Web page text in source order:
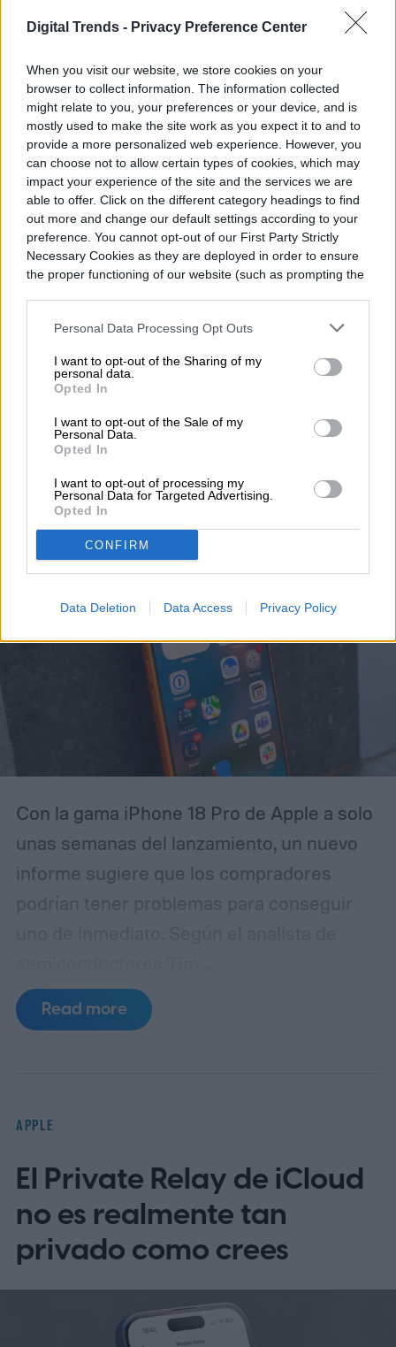
Digital Trends - Privacy Preference Center
When you visit our website, we store cookies on your
browser to collect information. The information collected
might relate to you, your preferences or your device, and is
mostly used to make the site work as you expect it to and to
provide a more personalized web experience. However, you
can choose not to allow certain types of cookies, which may
impact your experience of the site and the services we are
able to offer. Click on the different category headings to find
out more and change our default settings according to your
preference. You cannot opt-out of our First Party Strictly
Necessary Cookies as they are deployed in order to ensure
the proper functioning of our website (such as prompting the
Personal Data Processing Opt Outs
I want to opt-out of the Sharing of my
personal data.
Opted In
I want to opt-out of the Sale of my
Personal Data.
Opted In
I want to opt-out of processing my
Personal Data for Targeted Advertising.
Opted In
CONFIRM
Data Deletion Data Access Privacy Policy
Apple ha lanzado macOS Tahoe 26.6.1 para
corregir una vulnerabilidad de compartición
de pantalla que podría permitir que un
atacante en la misma red se autentique sin
credenciales válidas. El momento hace que
esta actualización sea más interesante de
lo que su pequeño número de versión
sugiere. Las notas de seguridad de Apple
para macOS 26.6, publicadas el 27 de julio,
ya enumeraban tres vulnerabilidades
distintas que afectan al Servidor de
Pantalla Compartida.
Read more
El iPhone 18 Pro se
enfrenta a un serio
pronóstico de escasez
Con la gama iPhone 18 Pro de Apple a solo
unas semanas del lanzamiento, un nuevo
informe sugiere que los compradores
podrían tener problemas para conseguir
Culpan (vía 9to5Mac), la escasez de DRAM
está frenando la producción y podría dejar
Read more
APPLE
El Private Relay de iCloud
no es realmente tan
privado como crees